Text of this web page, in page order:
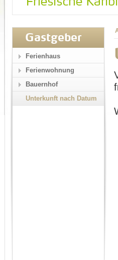
Gastgeber
Ferienhaus
Ferienwohnung
Bauernhof
Unterkunft nach Datum